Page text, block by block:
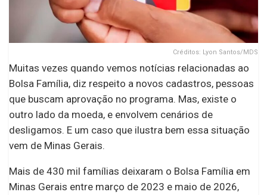
Créditos: Lyon Santos/MDS
Muitas vezes quando vemos notícias relacionadas ao
Bolsa Família, diz respeito a novos cadastros, pessoas
que buscam aprovação no programa. Mas, existe o
outro lado da moeda, e envolvem cenários de
desligamos. E um caso que ilustra bem essa situação
vem de Minas Gerais.
Mais de 430 mil famílias deixaram o Bolsa Família em
Minas Gerais entre março de 2023 e maio de 2026,